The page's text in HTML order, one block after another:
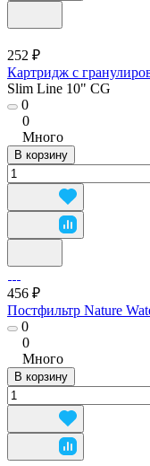
252 ₽
Картридж с
Slim Line 10" CG
0
0
Много
В корзину
456 ₽
Постфильтр Nature
0
0
Много
В корзину